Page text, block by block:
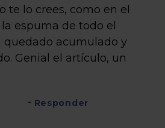
te lo crees, como en el
espuma de todo el
quedado acumulado y
Genial el artículo, un
Responder